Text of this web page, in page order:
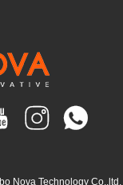
Nova Technology